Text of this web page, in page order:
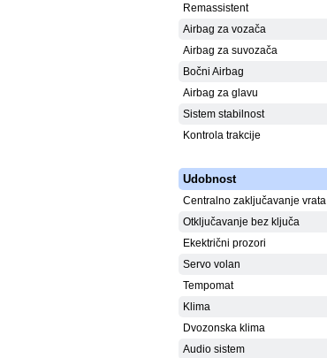
Remassistent
Airbag za vozača
Airbag za suvozača
Bočni Airbag
Airbag za glavu
Sistem stabilnost
Kontrola trakcije
Udobnost
Centralno zaključavanje vrata
Otključavanje bez ključa
Ekektrični prozori
Servo volan
Tempomat
Klima
Dvozonska klima
Audio sistem